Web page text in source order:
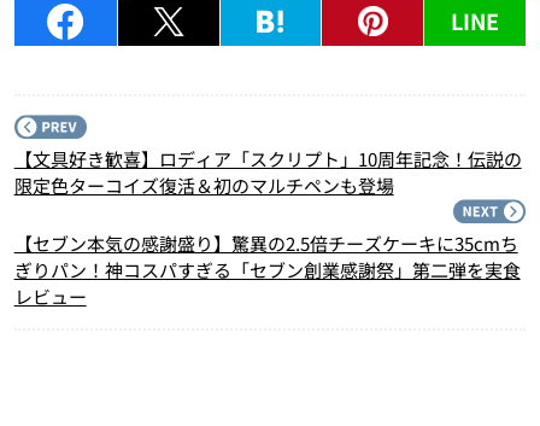
LINE
【文具好き歓喜】ロディア「スクリプト」10周年記念！伝説の
限定色ターコイズ復活＆初のマルチペンも登場
【セブン本気の感謝盛り】驚異の2.5倍チーズケーキに35cmち
ぎりパン！神コスパすぎる「セブン創業感謝祭」第二弾を実食
レビュー